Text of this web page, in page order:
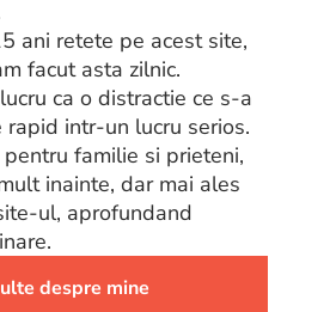
ani retete pe acest site,
facut asta zilnic.
ca o distractie ce s-a
intr-un lucru serios.
familie si prieteni,
inainte, dar mai ales
ul, aprofundand
despre mine